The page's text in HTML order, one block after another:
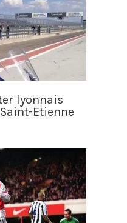
lyonnais
Etienne